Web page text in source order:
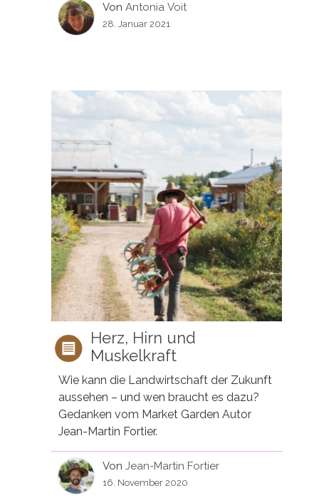
VonAntonia Voit
28. Januar 2021
Herz, Hirn und
Muskelkraft
Wie kann die Landwirtschaft der Zukunft
aussehen – und wen braucht es dazu?
Gedanken vom Market Garden Autor
Jean-Martin Fortier.
VonJean-Martin Fortier
16. November 2020